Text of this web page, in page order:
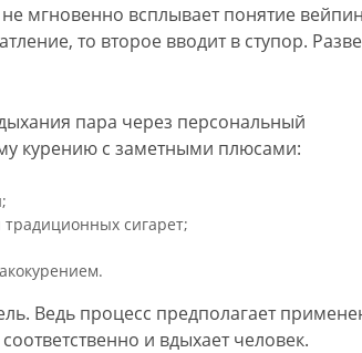
мгновенно всплывает понятие
то второе вводит в ступор.
пара через персональный
курению с заметными плюсами:
сигарет;
Ведь процесс предполагает
и вдыхает человек.